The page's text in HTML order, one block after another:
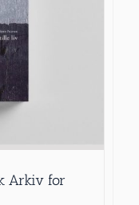
Arkiv for